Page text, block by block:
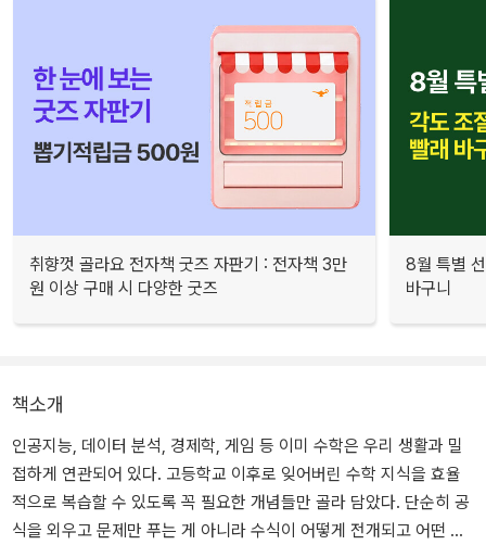
취향껏 골라요 전자책 굿즈 자판기 : 전자책 3만
원 이상 구매 시 다양한 굿즈
8월 특별
바구니
책소개
인공지능, 데이터 분석, 경제학, 게임 등 이미 수학은 우리 생활과 밀
접하게 연관되어 있다. 고등학교 이후로 잊어버린 수학 지식을 효율
적으로 복습할 수 있도록 꼭 필요한 개념들만 골라 담았다. 단순히 공
식을 외우고 문제만 푸는 게 아니라 수식이 어떻게 전개되고 어떤 결